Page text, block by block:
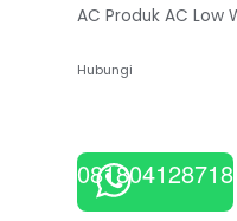
AC Produk AC Low
Hubungi
081804128718